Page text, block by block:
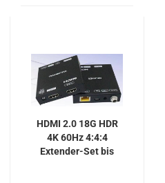
HDMI 2.0 18G HDR
4K 60Hz 4:4:4
Extender-Set bis